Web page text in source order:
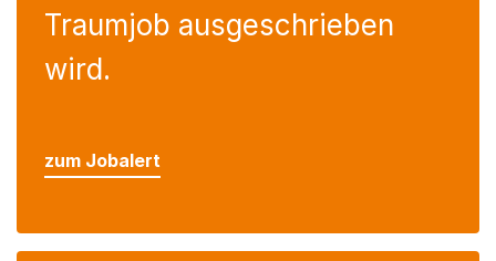
Traumjob ausgeschrieben
wird.
zum Jobalert